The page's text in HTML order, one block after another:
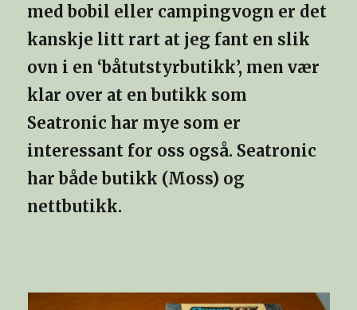
med bobil eller campingvogn er det
kanskje litt rart at jeg fant en slik
ovn i en ‘båtutstyrbutikk’, men vær
klar over at en butikk som
Seatronic har mye som er
interessant for oss også. Seatronic
har både butikk (Moss) og
nettbutikk.